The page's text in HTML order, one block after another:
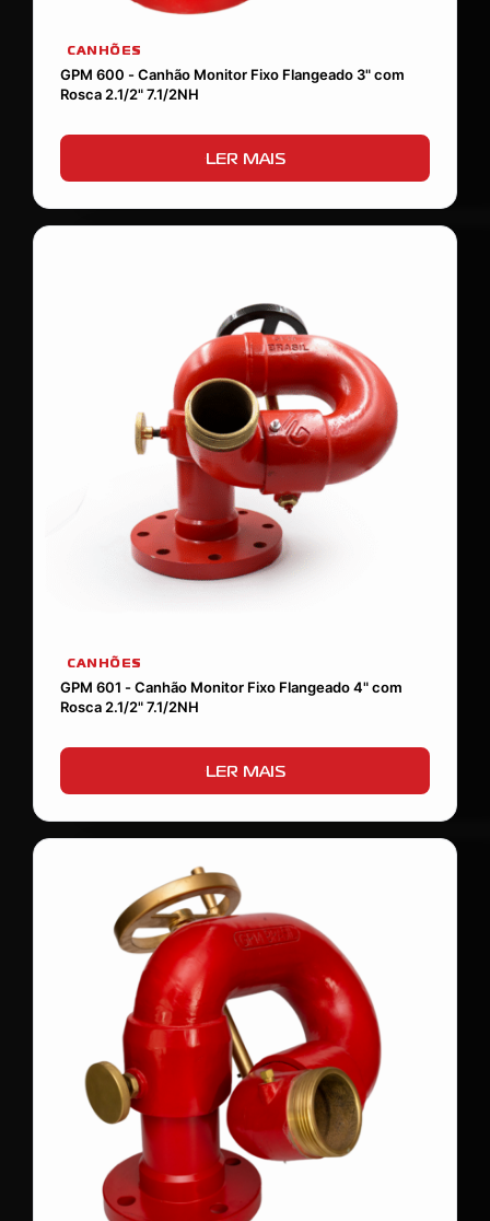
CANHÕES
GPM 600 - Canhão Monitor Fixo Flangeado 3" com
Rosca 2.1/2" 7.1/2NH
LER MAIS
CANHÕES
GPM 601 - Canhão Monitor Fixo Flangeado 4" com
Rosca 2.1/2" 7.1/2NH
LER MAIS